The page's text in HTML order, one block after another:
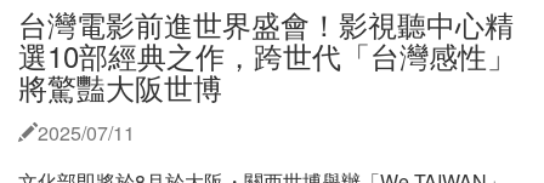
台灣電影前進世界盛會！影視聽中心精
選10部經典之作，跨世代「台灣感性」
將驚豔大阪世博
2025/07/11